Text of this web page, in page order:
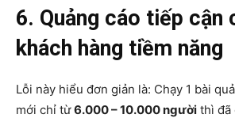
6. Quảng cáo tiếp cận
khách hàng tiềm năng
Lỗi này hiểu đơn giản là: Chạy 1 bài
mới chỉ từ6.000 – 10.000 người thì đã